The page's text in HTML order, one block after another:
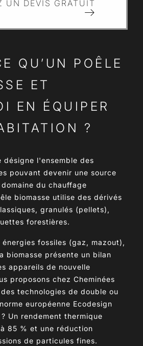
UN DEVIS GRATUIT
QU’UN POÊLE
ET
EN ÉQUIPER
?
désigne l'ensemble des
pouvant devenir une source
du chauffage
biomasse utilise des dérivés
granulés (pellets),
forestières.
fossiles (gaz, mazout),
biomasse présente un bilan
appareils de nouvelle
proposons chez Cheminées
technologies de double ou
européenne Ecodesign
Un rendement thermique
85 % et une réduction
de particules fines.